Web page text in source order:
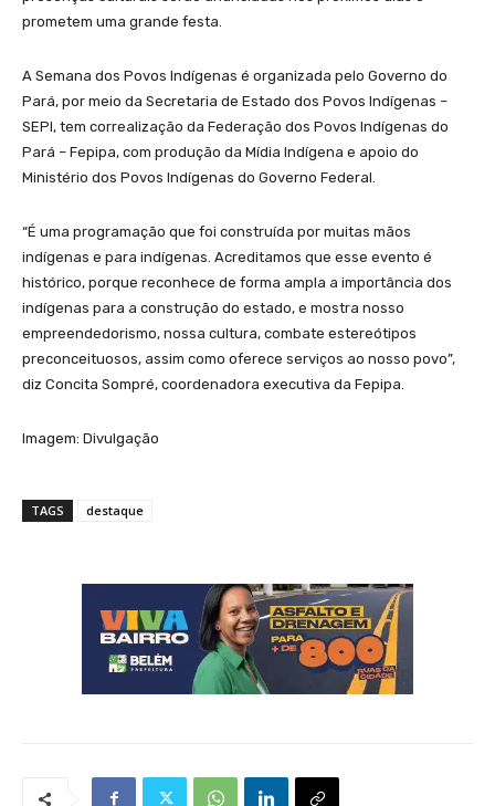
prometem uma grande festa.
A Semana dos Povos Indígenas é organizada pelo Governo do
Pará, por meio da Secretaria de Estado dos Povos Indígenas –
SEPI, tem correalização da Federação dos Povos Indígenas do
Pará – Fepipa, com produção da Mídia Indígena e apoio do
Ministério dos Povos Indígenas do Governo Federal.
“É uma programação que foi construída por muitas mãos
indígenas e para indígenas. Acreditamos que esse evento é
histórico, porque reconhece de forma ampla a importância dos
indígenas para a construção do estado, e mostra nosso
empreendedorismo, nossa cultura, combate estereótipos
preconceituosos, assim como oferece serviços ao nosso povo”,
diz Concita Sompré, coordenadora executiva da Fepipa.
Imagem: Divulgação
TAGS destaque